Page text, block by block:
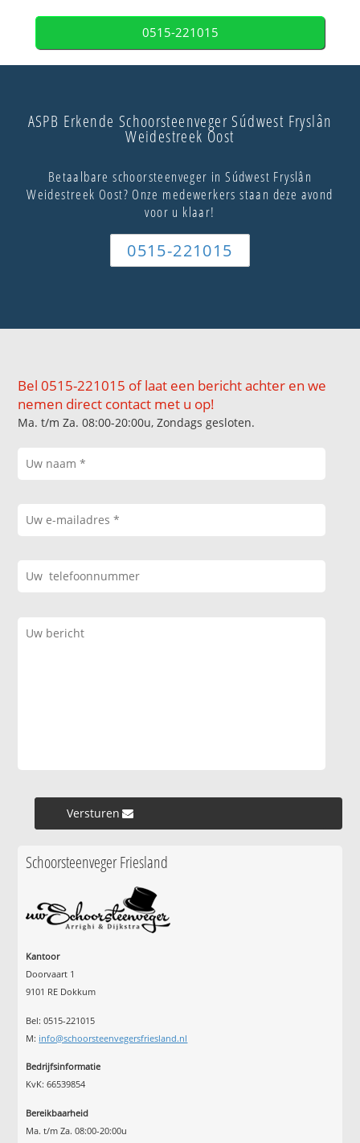
0515-221015
ASPB Erkende Schoorsteenveger Súdwest Fryslân
Weidestreek Oost
Betaalbare schoorsteenveger in Súdwest Fryslân
Weidestreek Oost? Onze medewerkers staan deze avond
voor u klaar!
0515-221015
Bel 0515-221015 of laat een bericht achter en we
nemen direct contact met u op!
Ma. t/m Za. 08:00-20:00u, Zondags gesloten.
Versturen »
Schoorsteenveger Friesland
Kantoor
Doorvaart 1
9101 RE Dokkum
Bel: 0515-221015
M: info@schoorsteenvegersfriesland.nl
Bedrijfsinformatie
KvK: 66539854
Bereikbaarheid
Ma. t/m Za. 08:00-20:00u